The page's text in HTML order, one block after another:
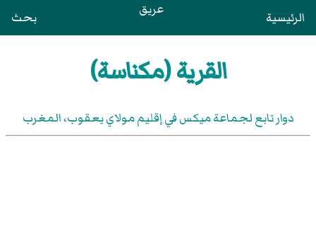
الرئيسية عريق بحث
القرية (مكناسة)
دوار تابع لجماعة ميكس في إقليم مولاي يعقوب، المغرب